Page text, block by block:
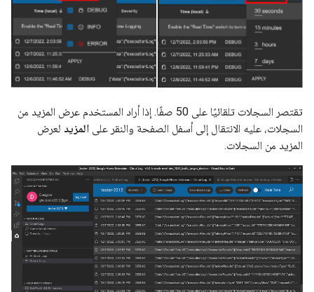
تقتصر السجلات تلقائيًا على 50 صفًا. إذا أراد المستخدم عرض المزيد من
السجلات، عليه الانتقال إلى أسفل الصفحة والنقر على المزيد لعرض
المزيد من السجلات.